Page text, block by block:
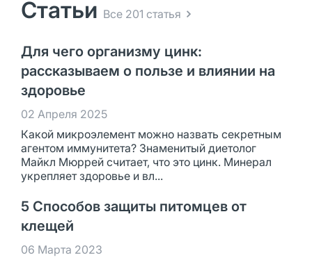
Статьи Все 201 статья
Для чего организму цинк:
рассказываем о пользе и влиянии на
здоровье
02 Апреля 2025
Какой микроэлемент можно назвать секретным
агентом иммунитета? Знаменитый диетолог
Майкл Мюррей считает, что это цинк. Минерал
укрепляет здоровье и вл...
5 Способов защиты питомцев от
клещей
06 Марта 2023